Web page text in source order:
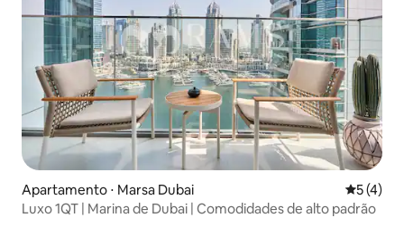
Apartamento ⋅ Marsa Dubai 5 de
5 (4)
Luxo 1QT | Marina de Dubai | Comodidades de alto padrão